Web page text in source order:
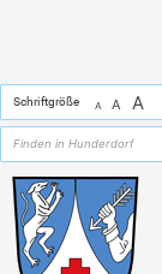
Schriftgröße A A A